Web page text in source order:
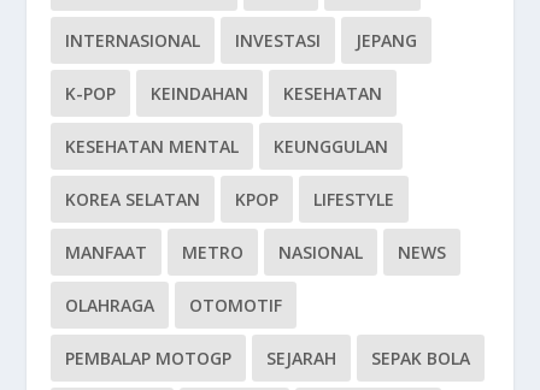
INTERNASIONAL INVESTASI JEPANG
K-POP KEINDAHAN KESEHATAN
KESEHATAN MENTAL KEUNGGULAN
KOREA SELATAN KPOP LIFESTYLE
MANFAAT METRO NASIONAL NEWS
OLAHRAGA OTOMOTIF
PEMBALAP MOTOGP SEJARAH SEPAK BOLA